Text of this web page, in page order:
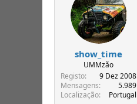
show_time
UMMzão
Registo
9 Dez 2008
Mensagens
5.989
Localização
Portugal